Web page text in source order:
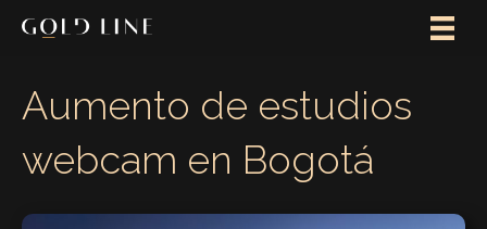
Aumento de estudios
webcam en Bogotá